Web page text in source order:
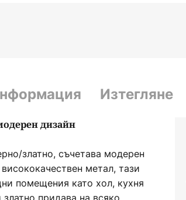
Изтегляне
дизайн
златно, съчетава модерен
метал, тази
помещения като хол, кухня